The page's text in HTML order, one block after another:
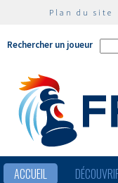
Plan du site
Rechercher un joueur
ACCUEIL